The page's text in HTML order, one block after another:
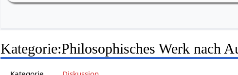
Kategorie:Philosophisches Werk nach